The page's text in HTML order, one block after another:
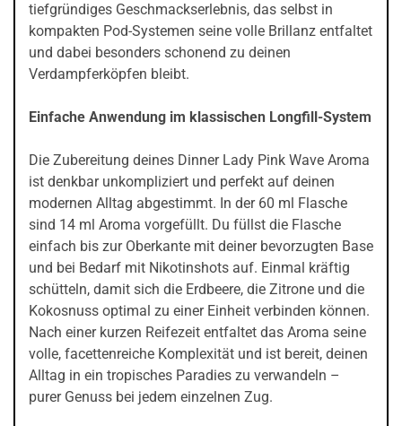
tiefgründiges Geschmackserlebnis, das selbst in
kompakten Pod-Systemen seine volle Brillanz entfaltet
und dabei besonders schonend zu deinen
Verdampferköpfen bleibt.
Einfache Anwendung im klassischen Longfill-System
Die Zubereitung deines Dinner Lady Pink Wave Aroma
ist denkbar unkompliziert und perfekt auf deinen
modernen Alltag abgestimmt. In der 60 ml Flasche
sind 14 ml Aroma vorgefüllt. Du füllst die Flasche
einfach bis zur Oberkante mit deiner bevorzugten Base
und bei Bedarf mit Nikotinshots auf. Einmal kräftig
schütteln, damit sich die Erdbeere, die Zitrone und die
Kokosnuss optimal zu einer Einheit verbinden können.
Nach einer kurzen Reifezeit entfaltet das Aroma seine
volle, facettenreiche Komplexität und ist bereit, deinen
Alltag in ein tropisches Paradies zu verwandeln –
purer Genuss bei jedem einzelnen Zug.